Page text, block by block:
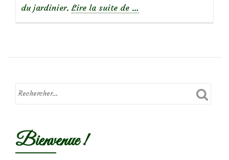
du jardinier. Lire la suite de
Auxiliaires
jardinier
…
Bienvenue !